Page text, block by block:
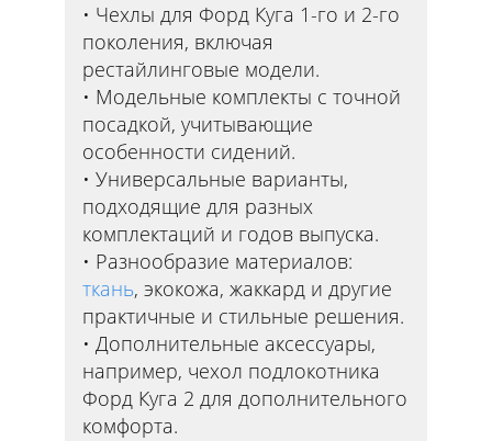
Чехлы для Форд Куга 1-го и 2-го
поколения, включая
рестайлинговые модели.
Модельные комплекты с точной
посадкой, учитывающие
особенности сидений.
Универсальные варианты,
подходящие для разных
комплектаций и годов выпуска.
Разнообразие материалов:
ткань, экокожа, жаккард и другие
практичные и стильные решения.
Дополнительные аксессуары,
например, чехол подлокотника
Форд Куга 2 для дополнительного
комфорта.